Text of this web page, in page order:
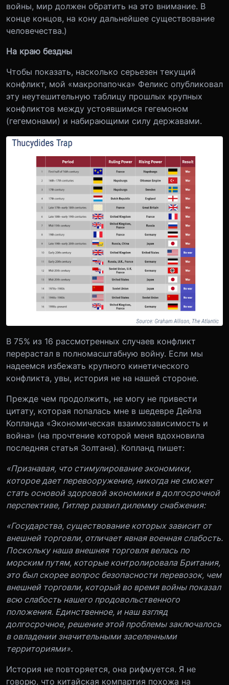
войны, мир должен обратить на это внимание. В
конце концов, на кону дальнейшее существование
человечества.)
На краю бездны
Чтобы показать, насколько серьезен текущий
конфликт, мой «макропапочка» Феликс опубликовал
эту неутешительную таблицу прошлых крупных
конфликтов между устоявшимся гегемоном
(гегемонами) и набирающими силу державами.
В 75% из 16 рассмотренных случаев конфликт
перерастал в полномасштабную войну. Если мы
надеемся избежать крупного кинетического
конфликта, увы, история не на нашей стороне.
Прежде чем продолжить, не могу не привести
цитату, которая попалась мне в шедевре Дейла
Копланда «Экономическая взаимозависимость и
война» (на прочтение которой меня вдохновила
последняя статья Золтана). Копланд пишет:
«Признавая, что стимулирование экономики,
которое дает перевооружение, никогда не сможет
стать основой здоровой экономики в долгосрочной
перспективе, Гитлер развил дилемму снабжения:
«Государства, существование которых зависит от
внешней торговли, отличает явная военная слабость.
Поскольку наша внешняя торговля велась по
морским путям, которые контролировала Британия,
это был скорее вопрос безопасности перевозок, чем
внешней торговли, который во время войны показал
всю слабость нашего продовольственного
положения. Единственное, и наш взгляд
долгосрочное, решение этой проблемы заключалось
в овладении значительными заселенными
территориями».
История не повторяется, она рифмуется. Я не
говорю, что китайская компартия похожа на